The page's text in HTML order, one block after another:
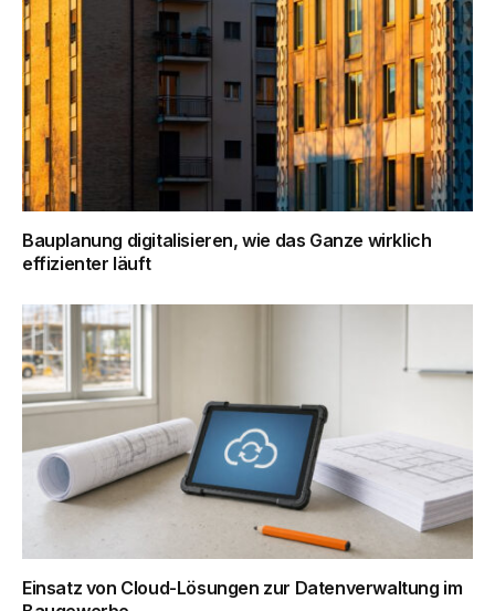
Bauplanung digitalisieren, wie das Ganze wirklich
effizienter läuft
Einsatz von Cloud-Lösungen zur Datenverwaltung im